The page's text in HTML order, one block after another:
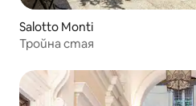
Salotto Monti
Тройна стая